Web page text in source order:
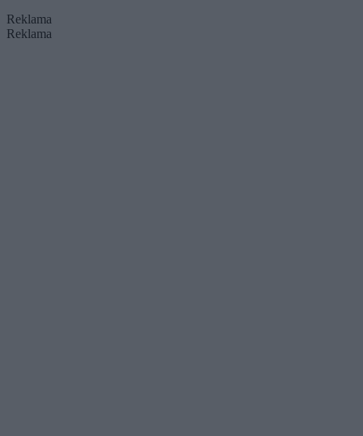
Reklama
Reklama